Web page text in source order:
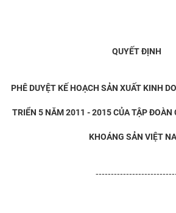
QUYẾT ĐỊNH
PHÊ DUYỆT KẾ HOẠCH SẢN XUẤT KINH
TRIỂN 5 NĂM 2011 - 2015 CỦA TẬP ĐOÀN
KHOÁNG SẢN VIỆT